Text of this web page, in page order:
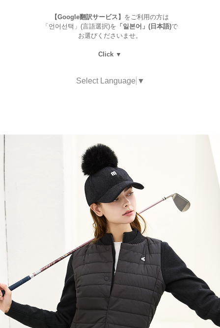
【Google翻訳サービス】 をご利用の方は
「언어선택」(言語選択)を 「일본어」(日本語)で
お選びくださいませ。
Click ▼
Select Language ▼